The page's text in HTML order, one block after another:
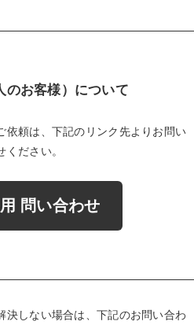
のお客様）について
依頼は、下記のリンク先よりお問い
ください。
問い合わせ
決しない場合は、下記のお問い合わ